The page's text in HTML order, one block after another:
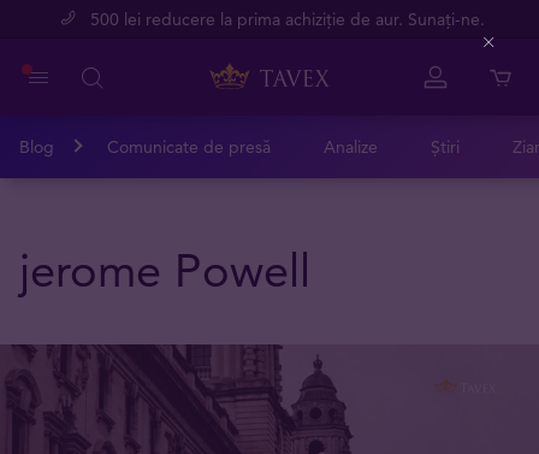
500 lei reducere la prima achiziție de aur. Sunați-ne.
Blog Comunicate de presă Analize Știri
jerome Powell
Close